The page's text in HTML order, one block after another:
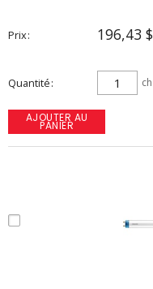
Prix 196,43 $
Quantité ch
AJOUTER AU
PANIER